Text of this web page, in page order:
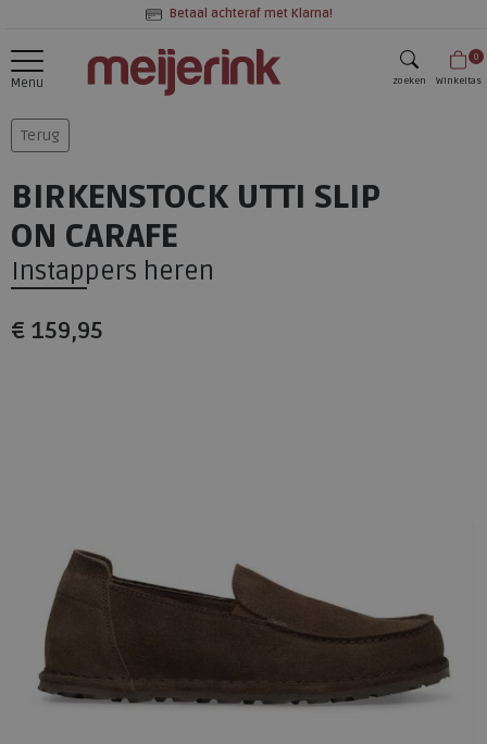
Betaal achteraf met Klarna!
Menu zoeken
0
Winkeltas
Terug
BIRKENSTOCK UTTI SLIP
ON CARAFE
Instappers heren
€ 159,95